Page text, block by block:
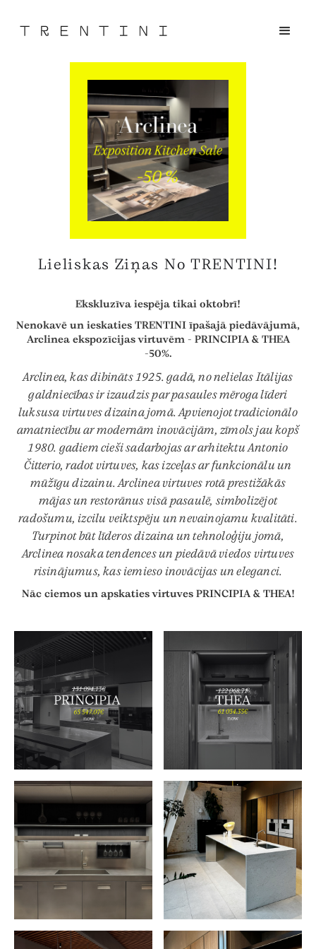
Lieliskas Ziņas No TRENTINI!
Ekskluzīva iespēja tikai oktobrī!
Nenokavē un ieskaties TRENTINI īpašajā piedāvājumā,
Arclineaekspozīcijas virtuvēm - PRINCIPIA & THEA
-50%.
Arclinea, kas dibināts 1925. gadā, no nelielas Itālijas
galdniecības ir izaudzis par pasaules mēroga līderi
luksusa virtuves dizaina jomā. Apvienojot tradicionālo
amatniecību ar modernām inovācijām, zīmols jau kopš
1980. gadiem cieši sadarbojas ar arhitektu Antonio
Čitterio, radot virtuves, kas izceļas ar funkcionālu un
mūžīgu dizainu. Arclinea virtuves rotā prestižākās
mājas un restorānus visā pasaulē, simbolizējot
radošumu, izcilu veiktspēju un nevainojamu kvalitāti.
Turpinot būt līderos dizaina un tehnoloģiju jomā,
Arclinea nosaka tendences un piedāvā viedos virtuves
risinājumus, kas iemieso inovācijas un eleganci.
Nāc ciemos un apskaties virtuves PRINCIPIA & THEA!